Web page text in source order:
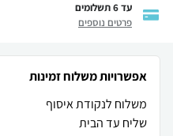
עד 6 תשלומים
פרטים נוספים
אפשרויות משלוח זמינות
משלוח לנקודת איסוף
שליח עד הבית